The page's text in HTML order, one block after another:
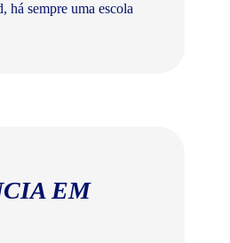
há sempre uma escola
EM